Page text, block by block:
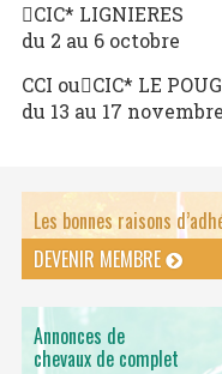
CIC* LIGNIERES
du 2 au 6 octobre
CCI ouCIC* LE
du 13 au 17 novembre
Les bonnes raisons
DEVENIR MEMBRE
Annonces de
chevaux de complet